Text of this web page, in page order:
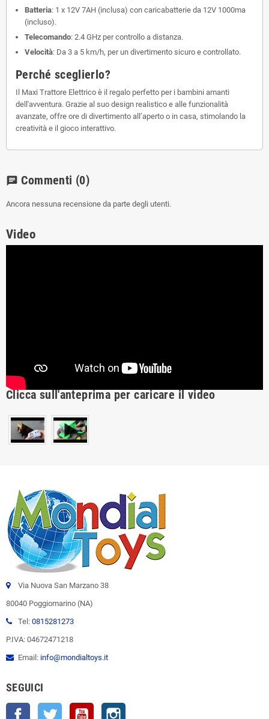
Batteria: 1 x 12V 7AH (inclusa) con caricabatterie da 12V 1000ma
(incluso).
Telecomando: 2.4 GHz per controllo a distanza.
Velocità: Da 3 a 5 km/h, per un divertimento sicuro e controllato.
Perché sceglierlo?
Il Maxi Trattore Elettrico è il regalo perfetto per i bambini amanti
dell'avventura. Grazie al suo design realistico e alle funzionalità
avanzate, offre ore di divertimento all’aperto o in casa, stimolando la
creatività e il gioco interattivo.
chat Commenti (0)
Ancora nessuna recensione da parte degli utenti.
Video
Clicca sull'anteprima per caricare il video
Via Nuova San Marzano 38
80040 Poggiomarino (NA)
Tel: 0815281273
P.IVA: 04672471218
Email: info@mondialtoys.it
SEGUICI
Facebook Twitter YouTube